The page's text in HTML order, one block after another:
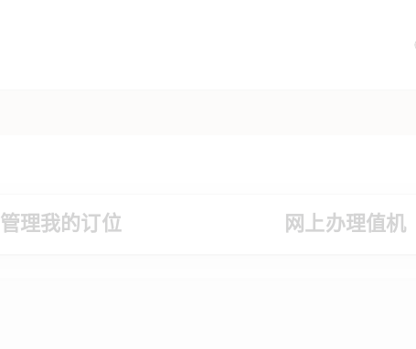
管理我的订位 网上办理值机